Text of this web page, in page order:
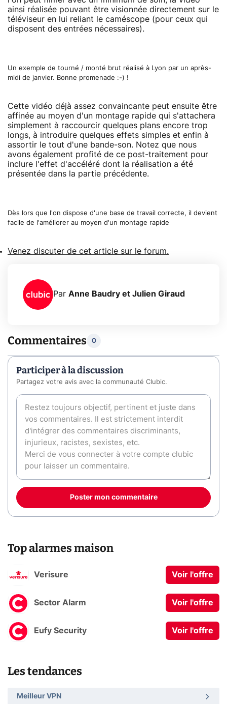
ainsi réalisée pouvant être visionnée directement sur le
téléviseur en lui reliant le caméscope (pour ceux qui
disposent des entrées nécessaires).
Un exemple de tourné / monté brut réalisé à Lyon par un après-
midi de janvier. Bonne promenade :-) !
Cette vidéo déjà assez convaincante peut ensuite être
affinée au moyen d'un montage rapide qui s'attachera
simplement à raccourcir quelques plans encore trop
longs, à introduire quelques effets simples et enfin à
assortir le tout d'une bande-son. Notez que nous
avons également profité de ce post-traitement pour
inclure l'effet d'accéléré dont la réalisation a été
présentée dans la partie précédente.
Dès lors que l'on dispose d'une base de travail correcte, il devient
facile de l'améliorer au moyen d'un montage rapide
Venez discuter de cet article sur le forum.
Par Anne Baudry et Julien Giraud
Commentaires 0
Participer à la discussion
Partagez votre avis avec la communauté Clubic.
Poster mon commentaire
Top alarmes maison
Verisure Voir l'offre
Sector Alarm Voir l'offre
Eufy Security Voir l'offre
Les tendances
Meilleur VPN